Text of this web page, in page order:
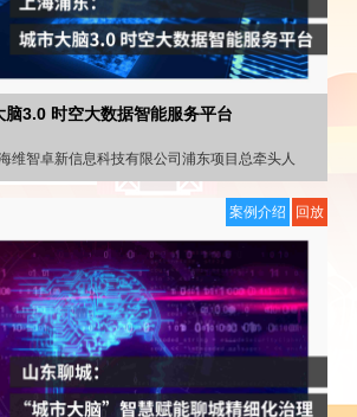
脑3.0 时空大数据智能服务平台
维智卓新信息科技有限公司浦东项目总牵头人
案例介绍 回放